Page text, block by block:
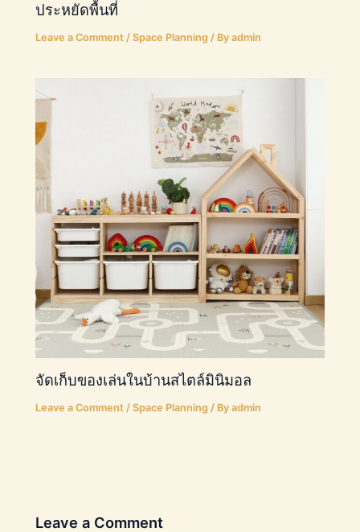
ประหยัดพื้นที่
Leave a Comment /Space Planning / Byadmin
จัดเก็บของเล่นในบ้านสไตล์มินิมอล
Leave a Comment /Space Planning / Byadmin
Leave a Comment